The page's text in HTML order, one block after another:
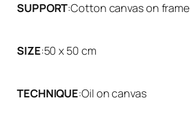
SUPPORT:Cotton canvas on frame
SIZE:50 x 50 cm
TECHNIQUE:Oil on canvas